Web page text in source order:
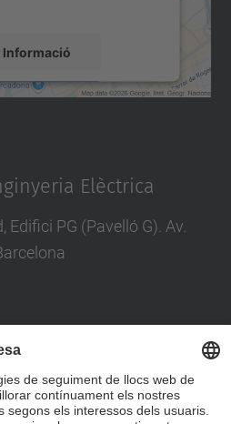
Informació
Elèctrica
PG (Pavelló G). Av.